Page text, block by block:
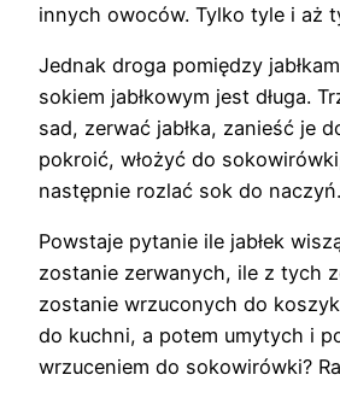
innych owoców. Tylko tyle i aż
Jednak droga pomiędzy
sokiem jabłkowym jest długa.
sad, zerwać jabłka, zanieść je
pokroić, włożyć do
następnie rozlać sok do naczyń.
Powstaje pytanie ile jabłek
zostanie zerwanych, ile z tych
zostanie wrzuconych do
do kuchni, a potem umytych i
wrzuceniem do sokowirówki?